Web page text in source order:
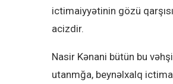
ictimaiyyətinin gözü
acizdir.
Nasir Kənani bütün bu
utanmğa, beynəlxalq